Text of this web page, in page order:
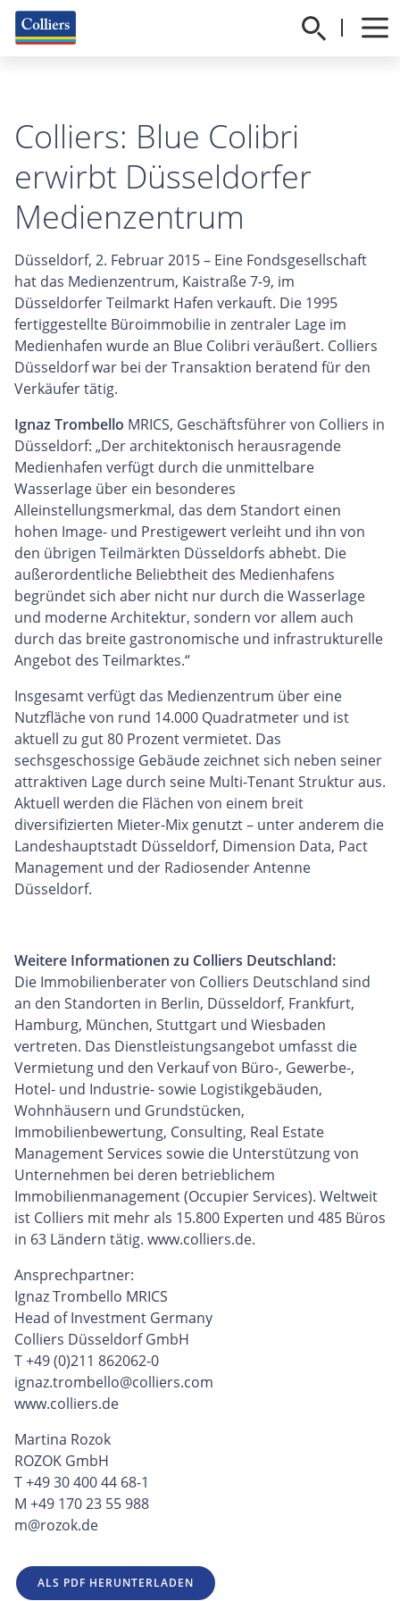
Colliers: Blue Colibri
erwirbt Düsseldorfer
Medienzentrum
Düsseldorf, 2. Februar 2015 – Eine Fondsgesellschaft
hat das Medienzentrum, Kaistraße 7-9, im
Düsseldorfer Teilmarkt Hafen verkauft. Die 1995
fertiggestellte Büroimmobilie in zentraler Lage im
Medienhafen wurde an Blue Colibri veräußert. Colliers
Düsseldorf war bei der Transaktion beratend für den
Verkäufer tätig.
Ignaz Trombello MRICS, Geschäftsführer von Colliers in
Düsseldorf: „Der architektonisch herausragende
Medienhafen verfügt durch die unmittelbare
Wasserlage über ein besonderes
Alleinstellungsmerkmal, das dem Standort einen
hohen Image- und Prestigewert verleiht und ihn von
den übrigen Teilmärkten Düsseldorfs abhebt. Die
außerordentliche Beliebtheit des Medienhafens
begründet sich aber nicht nur durch die Wasserlage
und moderne Architektur, sondern vor allem auch
durch das breite gastronomische und infrastrukturelle
Angebot des Teilmarktes.“
Insgesamt verfügt das Medienzentrum über eine
Nutzfläche von rund 14.000 Quadratmeter und ist
aktuell zu gut 80 Prozent vermietet. Das
sechsgeschossige Gebäude zeichnet sich neben seiner
attraktiven Lage durch seine Multi-Tenant Struktur aus.
Aktuell werden die Flächen von einem breit
diversifizierten Mieter-Mix genutzt – unter anderem die
Landeshauptstadt Düsseldorf, Dimension Data, Pact
Management und der Radiosender Antenne
Düsseldorf.
Weitere Informationen zu Colliers Deutschland:
Die Immobilienberater von Colliers Deutschland sind
an den Standorten in Berlin, Düsseldorf, Frankfurt,
Hamburg, München, Stuttgart und Wiesbaden
vertreten. Das Dienstleistungsangebot umfasst die
Vermietung und den Verkauf von Büro-, Gewerbe-,
Hotel- und Industrie- sowie Logistikgebäuden,
Wohnhäusern und Grundstücken,
Immobilienbewertung, Consulting, Real Estate
Management Services sowie die Unterstützung von
Unternehmen bei deren betrieblichem
Immobilienmanagement (Occupier Services). Weltweit
ist Colliers mit mehr als 15.800 Experten und 485 Büros
in 63 Ländern tätig. www.colliers.de.
Ansprechpartner:
Ignaz Trombello MRICS
Head of Investment Germany
Colliers Düsseldorf GmbH
T +49 (0)211 862062-0
ignaz.trombello@colliers.com
www.colliers.de
Martina Rozok
ROZOK GmbH
T +49 30 400 44 68-1
M +49 170 23 55 988
m@rozok.de
ALS PDF HERUNTERLADEN